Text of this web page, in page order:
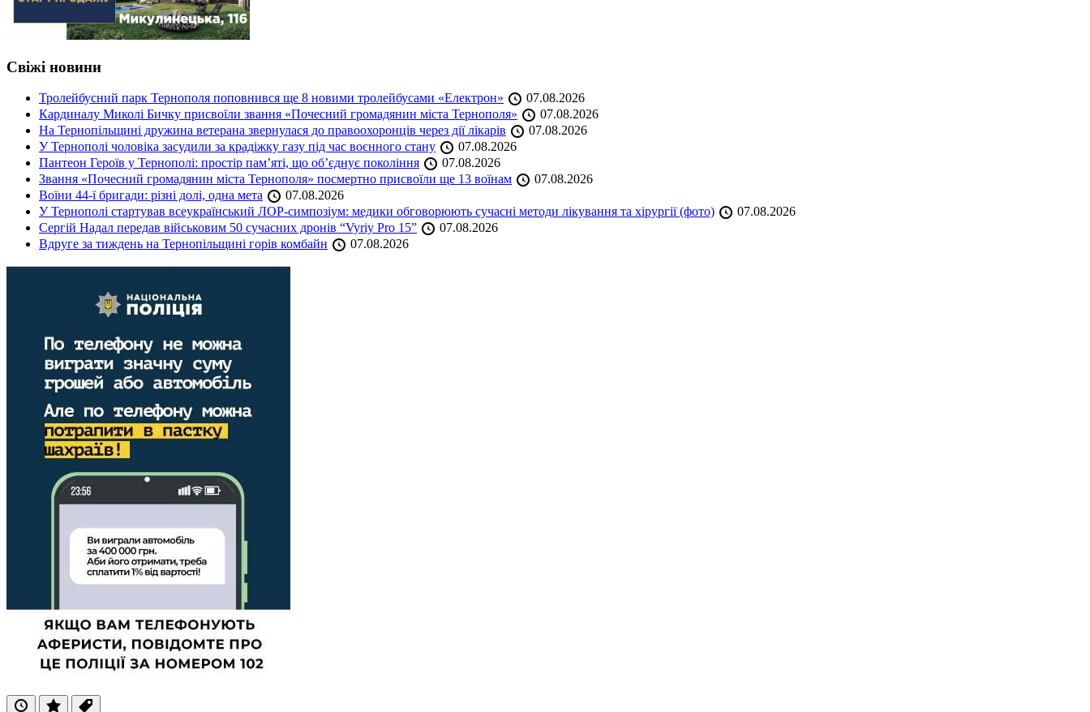
Свіжі новини
Тролейбусний парк Тернополя поповнився ще 8 новими тролейбусами «Електрон»
07.08.2026
Кардиналу Миколі Бичку присвоїли звання «Почесний громадянин міста Тернополя»
07.08.2026
На Тернопільщині дружина ветерана звернулася до правоохоронців через дії лікарів
07.08.2026
У Тернополі чоловіка засудили за крадіжку газу під час воєнного стану
07.08.2026
Пантеон Героїв у Тернополі: простір пам’яті, що об’єднує покоління
07.08.2026
Звання «Почесний громадянин міста Тернополя» посмертно присвоїли ще 13 воїнам
07.08.2026
Воїни 44-ї бригади: різні долі, одна мета
07.08.2026
У Тернополі стартував всеукраїнський ЛОР-симпозіум: медики обговорюють сучасні методи лікування та хірургії (фото)
07.08.2026
Сергій Надал передав військовим 50 сучасних дронів “Vyriy Pro 15”
07.08.2026
Вдруге за тиждень на Тернопільщині горів комбайн
07.08.2026